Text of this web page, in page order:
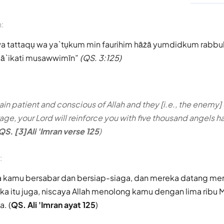
tattaqụ wa ya`tụkum min faurihim hāżā yumdidkum
musawwimīn (QS. 3:125)
patient and conscious of Allah and they [i.e., the
your Lord will reinforce you with five thousand angels
[3]Ali 'Imran verse 125)
kamu bersabar dan bersiap-siaga, dan mereka datang
itu juga, niscaya Allah menolong kamu dengan lima ribu
(QS. Ali 'Imran ayat 125)